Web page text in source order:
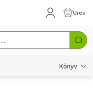
Üres
Könyv